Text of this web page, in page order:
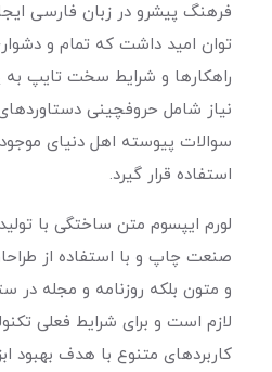
فرهنگ پیشرو در زبان فارسی
توان امید داشت که تمام و
راهکارها و شرایط سخت تایپ به
نیاز شامل حروفچینی
سوالات پیوسته اهل دنیای
استفاده قرار گیرد.
لورم ایپسوم متن ساختگی با
صنعت چاپ و با استفاده از
و متون بلکه روزنامه و مجله در
لازم است و برای شرایط فعلی
کاربردهای متنوع با هدف بهبود